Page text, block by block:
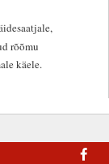
rõõmu
käele.